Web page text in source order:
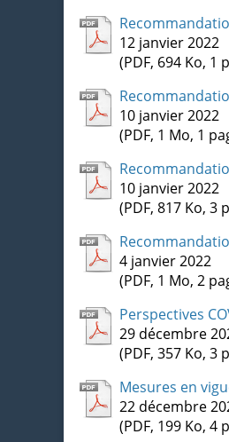
12 janvier 2022
(PDF, 694 Ko, 1
10 janvier 2022
(PDF, 1 Mo, 1
10 janvier 2022
(PDF, 817 Ko, 3
4 janvier 2022
(PDF, 1 Mo, 2
Perspectives
29 décembre
(PDF, 357 Ko, 3
Mesures en
22 décembre
(PDF, 199 Ko, 4